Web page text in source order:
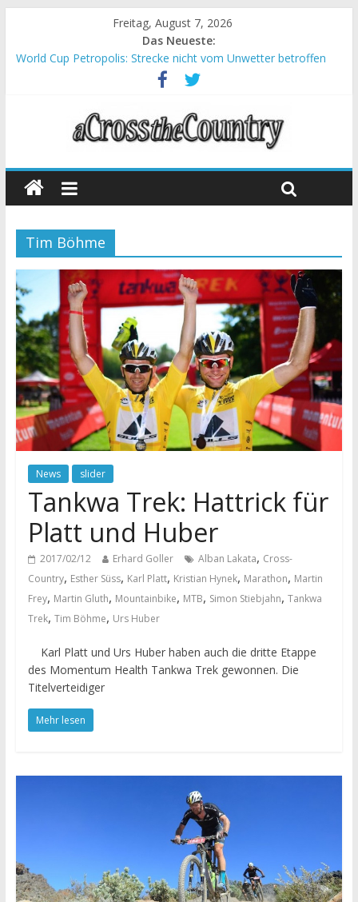
Freitag, August 7, 2026
Das Neueste:
World Cup Petropolis: Strecke nicht vom Unwetter betroffen
Krumbach und Obergessertshausen: Mountainbike-Bundesliga
Supercup Massi Banyoles: Siege für Carod und Richards
Halbzeit beim Andalucia Bike Race: Weltmeister Seewald führt
Chelva: Schweizer Doppelsieg beim ersten XCO-Rennen der
Tim Böhme
News slider
Tankwa Trek: Hattrick für
Platt und Huber
2017/02/12 Erhard Goller Alban Lakata, Cross-
Country, Esther Süss, Karl Platt, Kristian Hynek, Marathon, Martin
Frey, Martin Gluth, Mountainbike, MTB, Simon Stiebjahn, Tankwa
Trek, Tim Böhme, Urs Huber
Karl Platt und Urs Huber haben auch die dritte Etappe
des Momentum Health Tankwa Trek gewonnen. Die
Titelverteidiger
Mehr lesen